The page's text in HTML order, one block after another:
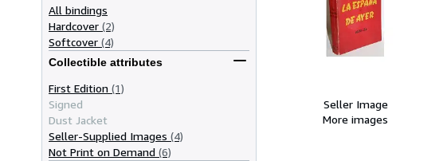
All bindings
Hardcover (2)
Softcover (4)
Collectible attributes
First Edition (1)
Signed
Dust Jacket
Seller-Supplied Images (4)
Not Print on Demand (6)
Seller Image
More images